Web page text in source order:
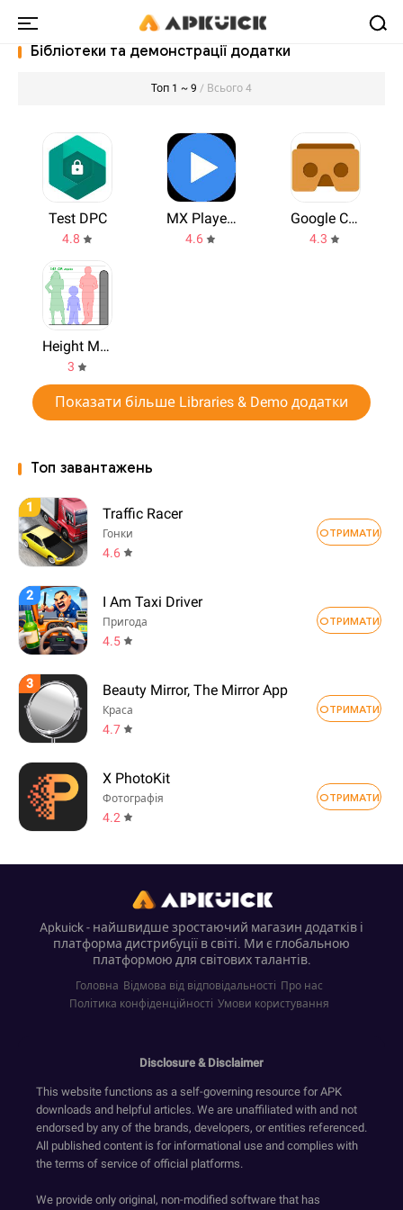
Бібліотеки та демонстрації додатки
Топ 1 ~ 9 / Всього 4
Test DPC
4.8
MX Player Codec
4.6
Google Cardboard
4.3
Height Measurement App
3
Показати більше Libraries & Demo додатки
Топ завантажень
1 Traffic Racer
Гонки
4.6
ОТРИМАТИ
2 I Am Taxi Driver
Пригода
4.5
ОТРИМАТИ
3 Beauty Mirror, The Mirror App
Краса
4.7
ОТРИМАТИ
X PhotoKit
Фотографія
4.2
ОТРИМАТИ
Apkuick - найшвидше зростаючий магазин додатків і
платформа дистрибуції в світі. Ми є глобальною
платформою для світових талантів.
Головна Відмова від відповідальності Про нас
Політика конфіденційності Умови користування
Disclosure & Disclaimer
This website functions as a self-governing resource for APK
downloads and helpful articles. We are unaffiliated with and not
endorsed by any of the brands, developers, or entities referenced.
All published content is for informational use and complies with
the terms of service of official platforms.
We provide only original, non-modified software that has